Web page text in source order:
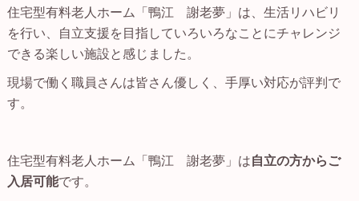
住宅型有料老人ホーム「鴨江 謝老夢」は、生活リハビリ
を行い、自立支援を目指していろいろなことにチャレンジ
できる楽しい施設と感じました。
現場で働く職員さんは皆さん優しく、手厚い対応が評判で
す。
住宅型有料老人ホーム「鴨江 謝老夢」は自立の方からご
入居可能です。